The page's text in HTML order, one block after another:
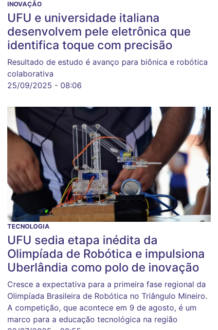
INOVAÇÃO
UFU e universidade italiana
desenvolvem pele eletrônica que
identifica toque com precisão
Resultado de estudo é avanço para biônica e robótica
colaborativa
25/09/2025 - 08:06
TECNOLOGIA
UFU sedia etapa inédita da
Olimpíada de Robótica e impulsiona
Uberlândia como polo de inovação
Cresce a expectativa para a primeira fase regional da
Olimpíada Brasileira de Robótica no Triângulo Mineiro.
A competição, que acontece em 9 de agosto, é um
marco para a educação tecnológica na região